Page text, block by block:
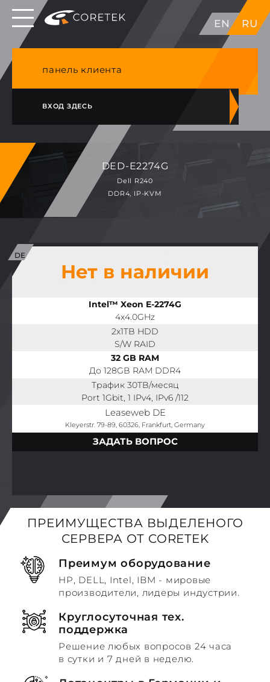
EN RU
Выделенные серверы в ЕС, Японии, ГК, США
NVME VPS & cPanel премиум хостинг в
панель клиента
ВХОД ЗДЕСЬ
DED-E2274G
Dell R240
DDR4, IP-KVM
Нет в наличии
Intel™ Xeon E-2274G
4x4.0GHz
2x1TB HDD
S/W RAID
32 GB RAM
До 128GB RAM DDR4
Трафик 30TB/месяц
Port 1Gbit, 1 IPv4, IPv6 /112
Leaseweb DE
Kleyerstr. 79-89, 60326, Frankfurt, Germany
ЗАДАТЬ ВОПРОС
ПРЕИМУЩЕСТВА ВЫДЕЛЕНОГО
СЕРВЕРА ОТ CORETEK
Преимум оборудование
HP, DELL, Intel, IBM - мировые
производители, лидеры индустрии.
Круглосуточная тех.
поддержка
Решение любых вопросов 24 часа
в сутки и 7 дней в неделю.